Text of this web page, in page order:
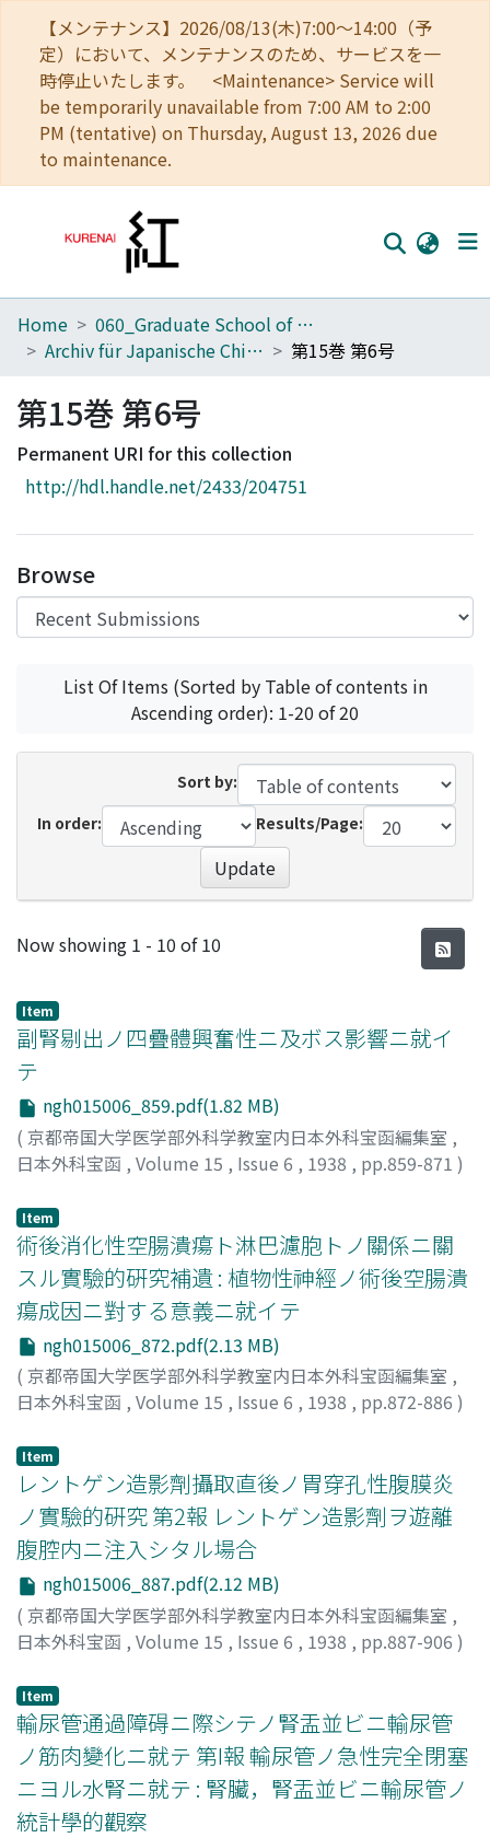
【メンテナンス】2026/08/13(木)7:00～14:00（予
定）において、メンテナンスのため、サービスを一
時停止いたします。 <Maintenance> Service will
be temporarily unavailable from 7:00 AM to 2:00
PM (tentative) on Thursday, August 13, 2026 due
to maintenance.
Home
Browse
Download Ranking
Access Statistics
Home
060_Graduate School of Medicine
Archiv für Japanische Chirurgie
第15巻 第6号
第15巻 第6号
Permanent URI for this collection
http://hdl.handle.net/2433/204751
Browse
List Of Items (Sorted by Table of contents in
Ascending order): 1-20 of 20
Sort by:
In order:
Results/Page:
Update
Recent Submissions
Now showing 1 - 10 of 10
Item
副腎剔出ノ四疊體興奮性ニ及ボス影響ニ就イ
テ
ngh015006_859.pdf(1.82 MB)
( 京都帝国大学医学部外科学教室内日本外科宝函編集室 ,
日本外科宝函 , Volume 15 , Issue 6 , 1938 , pp.859-871 )
Item
術後消化性空腸潰瘍ト淋巴濾胞トノ關係ニ關
スル實驗的硏究補遺 : 植物性神經ノ術後空腸潰
瘍成因ニ對する意義ニ就イテ
ngh015006_872.pdf(2.13 MB)
( 京都帝国大学医学部外科学教室内日本外科宝函編集室 ,
日本外科宝函 , Volume 15 , Issue 6 , 1938 , pp.872-886 )
Item
レントゲン造影劑攝取直後ノ胃穿孔性腹膜炎
ノ實驗的硏究 第2報 レントゲン造影劑ヲ遊離
腹腔内ニ注入シタル場合
ngh015006_887.pdf(2.12 MB)
( 京都帝国大学医学部外科学教室内日本外科宝函編集室 ,
日本外科宝函 , Volume 15 , Issue 6 , 1938 , pp.887-906 )
Item
輸尿管通過障碍ニ際シテノ腎盂並ビニ輸尿管
ノ筋肉變化ニ就テ 第I報 輸尿管ノ急性完全閉塞
ニヨル水腎ニ就テ : 腎臟，腎盂並ビニ輸尿管ノ
統計學的觀察